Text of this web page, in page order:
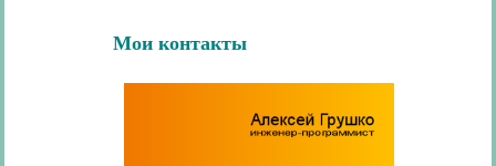
Мои контакты